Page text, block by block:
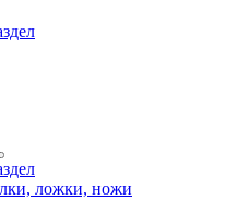
ложки, ножи